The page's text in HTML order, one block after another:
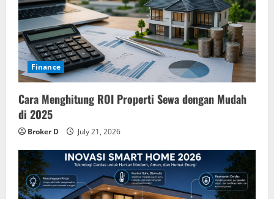
Finance
Cara Menghitung ROI Properti Sewa dengan Mudah
di 2025
Broker D July 21, 2026